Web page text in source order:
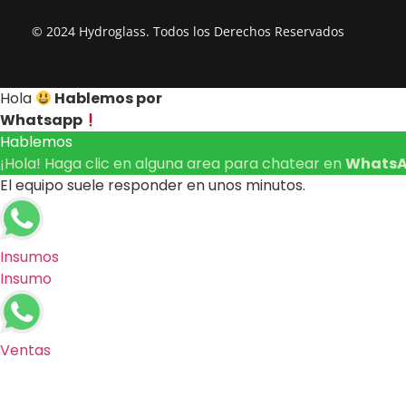
© 2024 Hydroglass. Todos los Derechos Reservados
Hola
Hablemos por
Whatsapp
Hablemos
¡Hola! Haga clic en alguna area para chatear en
El equipo suele responder en unos minutos.
Insumos
Insumo
Ventas